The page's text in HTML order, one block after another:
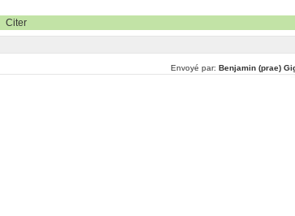
Citer
Envoyé par: Benjamin (prae)